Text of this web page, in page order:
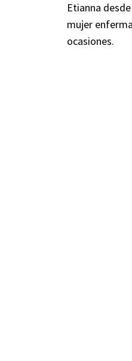
Etianna
mujer
ocasiones.